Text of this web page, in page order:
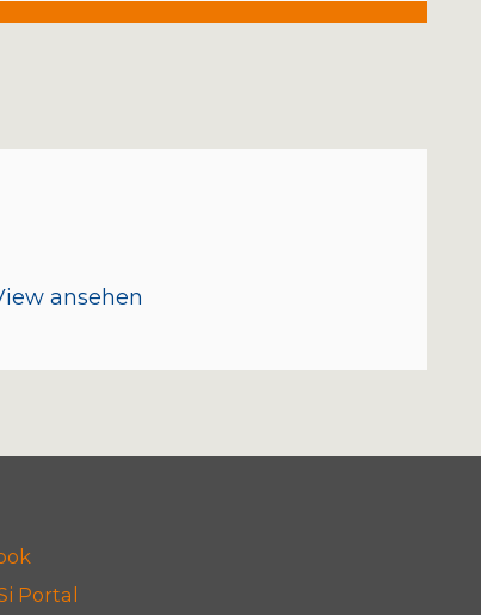
ansehen
Portal